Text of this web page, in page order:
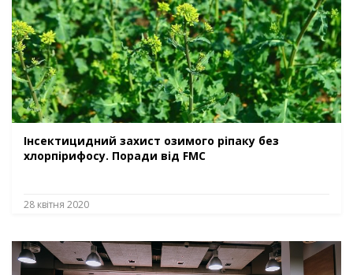
Інсектицидний захист озимого ріпаку без
хлорпірифосу. Поради від FMC
28 квітня 2020